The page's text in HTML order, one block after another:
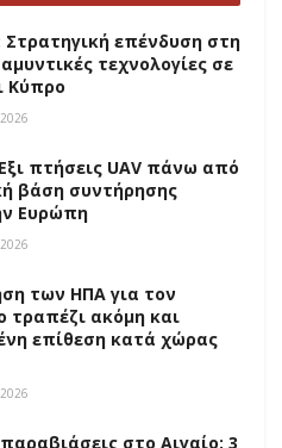
Στρατηγική επένδυση στη
τεχνολογίες σε
Κύπρο
πτήσεις UAV πάνω από
βάση συντήρησης
Ευρώπη
των ΗΠΑ για τον
τραπέζι ακόμη και
επίθεση κατά χώρας
στο Αιγαίο: 3